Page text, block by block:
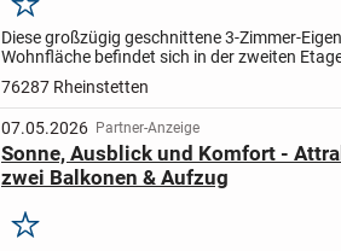
Merken
Diese großzügig geschnittene 3-Zimmer-
Wohnfläche befindet sich in der zweiten
Parteienhauses in Rheinstetten-Mörsch. Die
76287 Rheinstetten
07.05.2026 Partner-Anzeige
Sonne, Ausblick und Komfort -
zwei Balkonen & Aufzug
Merken